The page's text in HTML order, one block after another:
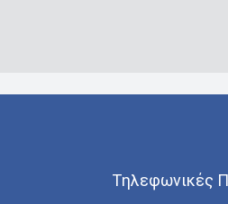
Τηλεφωνικές